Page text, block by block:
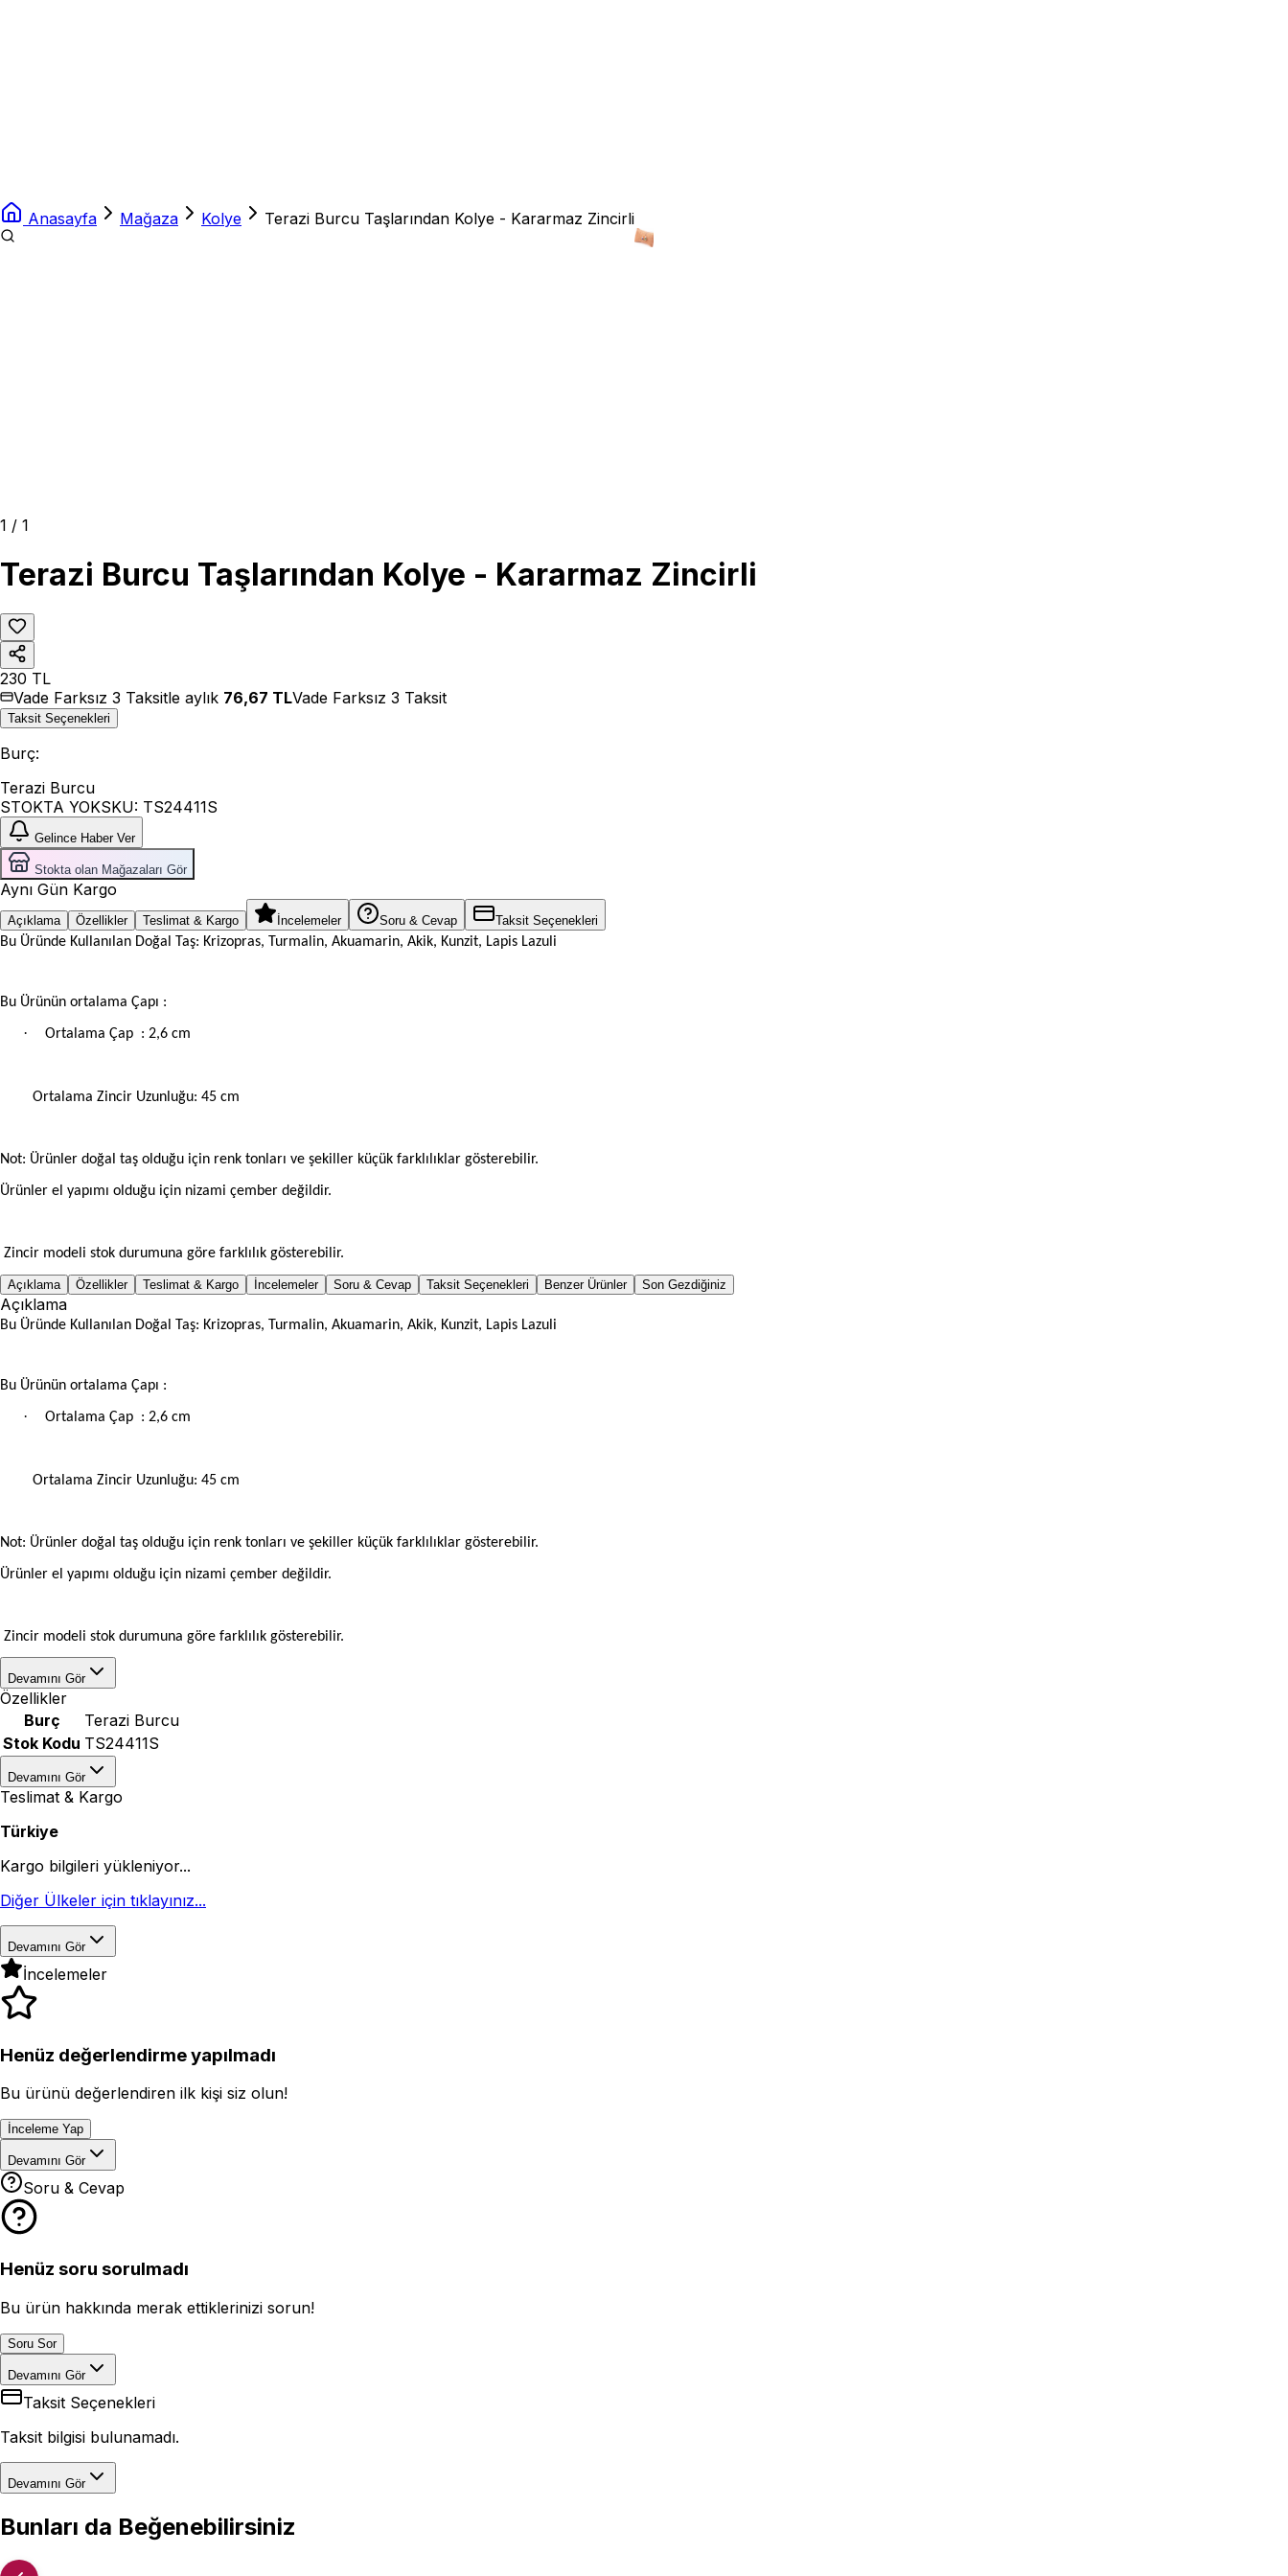
Anasayfa Mağaza Kolye Terazi Burcu Taşlarından Kolye - Kararmaz Zincirli
1 / 1
Terazi Burcu Taşlarından Kolye - Kararmaz Zincirli
230 TL
Vade Farksız 3 Taksitle aylık 76,67 TLVade Farksız 3 Taksit
Taksit Seçenekleri
Burç:
Terazi Burcu
STOKTA YOKSKU: TS24411S
Gelince Haber Ver
Stokta olan Mağazaları Gör
Aynı Gün Kargo
Açıklama Özellikler Teslimat & Kargo İncelemeler Soru & Cevap Taksit Seçenekleri
Bu Üründe Kullanılan Doğal Taş: Krizopras, Turmalin, Akuamarin, Akik, Kunzit, Lapis Lazuli
Bu Ürünün ortalama Çapı :
· Ortalama Çap : 2,6 cm
Ortalama Zincir Uzunluğu: 45 cm
Not: Ürünler doğal taş olduğu için renk tonları ve şekiller küçük farklılıklar gösterebilir.
Ürünler el yapımı olduğu için nizami çember değildir.
Zincir modeli stok durumuna göre farklılık gösterebilir.
Açıklama Özellikler Teslimat & Kargo İncelemeler Soru & Cevap Taksit Seçenekleri Benzer Ürünler Son Gezdiğiniz
Açıklama
Bu Üründe Kullanılan Doğal Taş: Krizopras, Turmalin, Akuamarin, Akik, Kunzit, Lapis Lazuli
Bu Ürünün ortalama Çapı :
· Ortalama Çap : 2,6 cm
Ortalama Zincir Uzunluğu: 45 cm
Not: Ürünler doğal taş olduğu için renk tonları ve şekiller küçük farklılıklar gösterebilir.
Ürünler el yapımı olduğu için nizami çember değildir.
Zincir modeli stok durumuna göre farklılık gösterebilir.
Devamını Gör
Özellikler
Burç
Terazi Burcu
Stok Kodu TS24411S
Devamını Gör
Teslimat & Kargo
Türkiye
Kargo bilgileri yükleniyor...
Diğer Ülkeler için tıklayınız...
Devamını Gör
İncelemeler
Henüz değerlendirme yapılmadı
Bu ürünü değerlendiren ilk kişi siz olun!
İnceleme Yap
Devamını Gör
Soru & Cevap
Henüz soru sorulmadı
Bu ürün hakkında merak ettiklerinizi sorun!
Soru Sor
Devamını Gör
Taksit Seçenekleri
Taksit bilgisi bulunamadı.
Devamını Gör
Bunları da Beğenebilirsiniz